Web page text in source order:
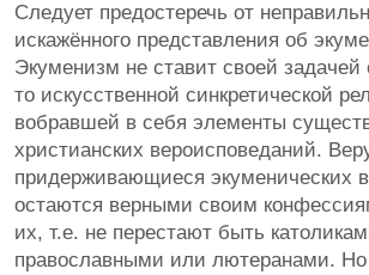
Следует предостеречь от
искажённого представления об
Экуменизм не ставит своей задачей
то искусственной синкретической
вобравшей в себя элементы
христианских вероисповеданий.
придерживающиеся экуменических
остаются верными своим
их, т.е. не перестают быть
православными или лютеранами. Но